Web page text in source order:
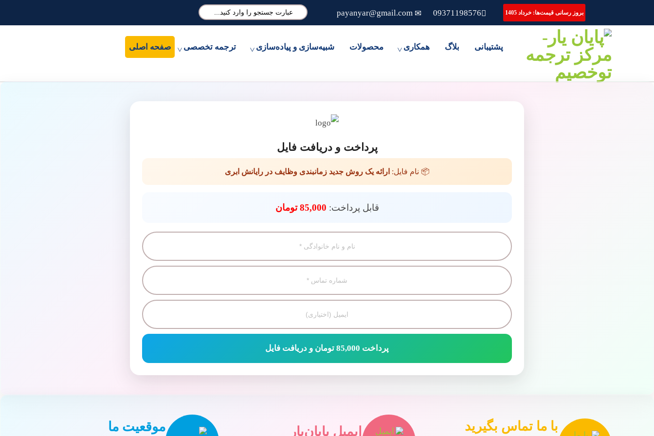
ترجمه تخصصی مقاله، انجام پایان نامه و شبیه سازی مقالات علمی
09371198576 بروز رسانی قیمت‌ها: خرداد 1405
صفحه اصلی ترجمه تخصصی شبیه‌سازی و پیاده‌سازی محصولات همکاری بلاگ پشتیبانی
پرداخت و دریافت فایل
📦 نام فایل: ارائه یک روش جدید زمانبندی وظایف در رایانش ابری
قابل پرداخت: 85,000 تومان
پرداخت 85,000 تومان و دریافت فایل
با ما تماس بگیرید ایمیل پایان‌یار موقعیت ما